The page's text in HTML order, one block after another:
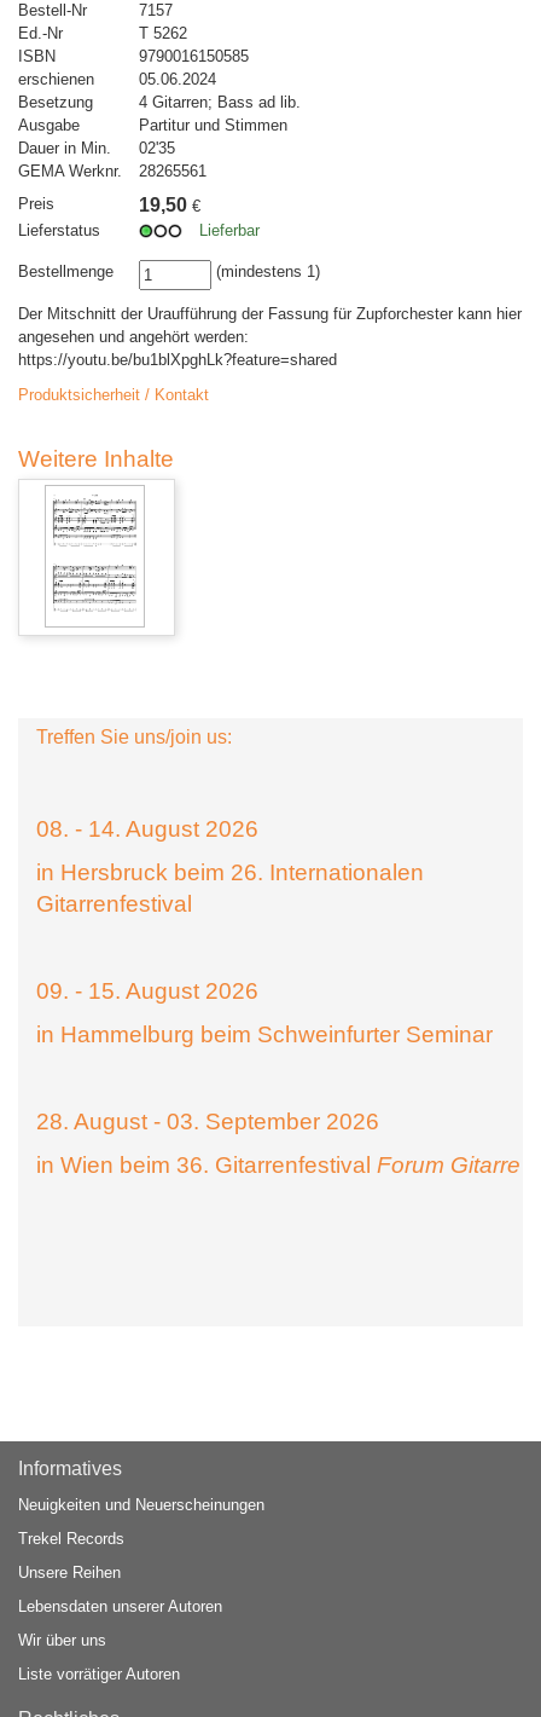
Bestell-Nr
7157
Ed.-Nr
T 5262
ISBN
9790016150585
erschienen
05.06.2024
Besetzung
4 Gitarren; Bass ad lib.
Ausgabe
Partitur und Stimmen
Dauer in Min.
02'35
GEMA Werknr.
28265561
Preis
19,50 €
Lieferstatus
Lieferbar
Bestellmenge (mindestens 1)
Der Mitschnitt der Uraufführung der Fassung für Zupforchester kann hier
angesehen und angehört werden:
https://youtu.be/bu1blXpghLk?feature=shared
Produktsicherheit / Kontakt
Weitere Inhalte
Treffen Sie uns/join us:
08. - 14. August 2026
in Hersbruck beim 26. Internationalen
Gitarrenfestival
09. - 15. August 2026
in Hammelburg beim Schweinfurter Seminar
28. August - 03. September 2026
in Wien beim 36. Gitarrenfestival Forum Gitarre
Informatives
Neuigkeiten und Neuerscheinungen
Trekel Records
Unsere Reihen
Lebensdaten unserer Autoren
Wir über uns
Liste vorrätiger Autoren